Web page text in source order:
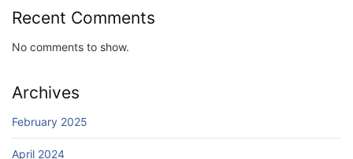
Recent Comments
No comments to show.
Archives
February 2025
April 2024